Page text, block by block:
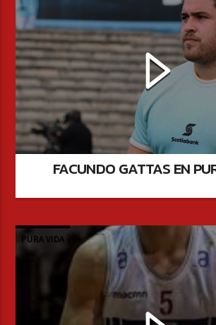
FACUNDO GATTAS EN
PURA VIDA